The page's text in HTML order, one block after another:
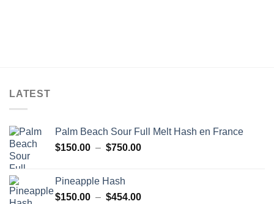
LATEST
Palm Beach Sour Full Melt Hash en France
$150.00 – $750.00Plage
à
Pineapple Hash
$150.00 – $454.00Plage